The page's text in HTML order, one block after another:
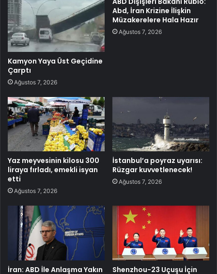
Kamyon Yaya Üst Geçidine
Çarptı
Ağustos 7, 2026
Abd, İran Krizine İlişkin
Müzakerelere Hala Hazır
Ağustos 7, 2026
Yaz meyvesinin kilosu 300
liraya fırladı, emekli isyan
etti
Ağustos 7, 2026
İstanbul’a poyraz uyarısı:
Rüzgar kuvvetlenecek!
Ağustos 7, 2026
İran: ABD İle Anlaşma Yakın Shenzhou-23 Uçuşu İçin